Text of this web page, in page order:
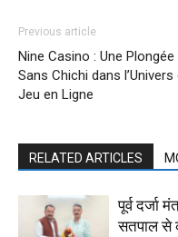
Previous article
Nine Casino : Une Plongée
Sans Chichi dans l’Univers
Jeu en Ligne
RELATED ARTICLES
पूर्व दर्जा
सतपाल से